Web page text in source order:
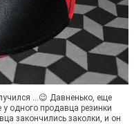
...😉 Давненько, еще
у одного продавца резинки
закончились заколки, и он